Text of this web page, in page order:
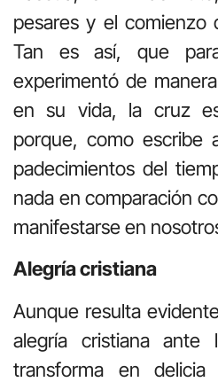
pesares y el comienzo
Tan es así, que
experimentó de
en su vida, la cruz
porque, como escribe
padecimientos del
nada en comparación
manifestarse en
Alegría cristiana
Aunque resulta
alegría cristiana ante
transforma en